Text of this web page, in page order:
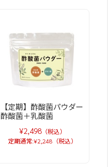
【定期】酢酸菌パウダー
酢酸菌＋乳酸菌
¥2,498（税込）
定期通常:¥2,248（税込）